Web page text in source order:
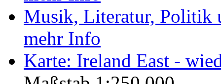
Musik, Literatur, Politik
mehr Info
Karte: Ireland East -